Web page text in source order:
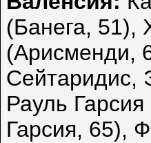
(Банега, 51),
(Арисменди,
Сейтаридис,
Рауль
Гарсия, 65),